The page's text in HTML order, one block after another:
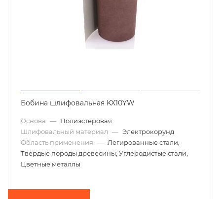
Бобина шлифовальная KX10YW
Основа — Полиэстеровая
Шлифовальный материал — Электрокорунд
Область применения — Легированные стали,
Твердые породы древесины, Углеродистые стали,
Цветные металлы